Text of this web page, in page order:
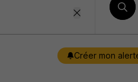
Créer mon